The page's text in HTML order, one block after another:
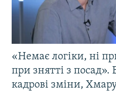
«Немає логіки, ні
при знятті з посад».
кадрові зміни,